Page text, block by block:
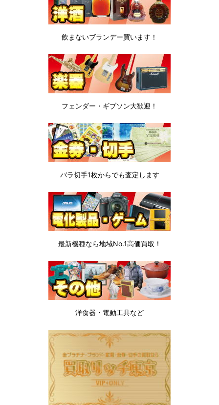
飲まないブランデー買います！
フェンダー・ギブソン大歓迎！
バラ切手1枚からでも査定します
最新機種なら地域No.1高価買取！
洋食器・電動工具など